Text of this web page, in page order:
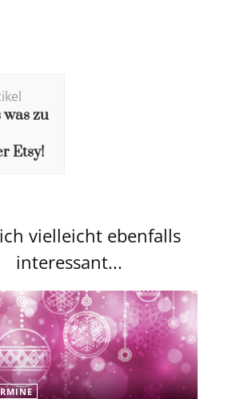
zu
Etsy!
vielleicht ebenfalls
interessant...